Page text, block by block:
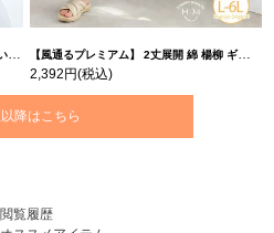
ン 【風通るプレミアム】 2丈展開 綿 楊柳 ギャザー フレア スカンツ 【ウェストゴム】 | 大きいサイズの通販ならハッピーマリリン
2,392円(税込)
降はこちら
閲覧履歴